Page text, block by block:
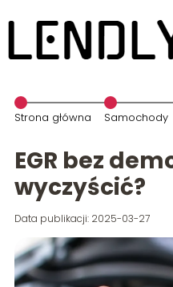
Strona główna Samochody
EGR bez
wyczyścić?
Data publikacji: 2025-03-27